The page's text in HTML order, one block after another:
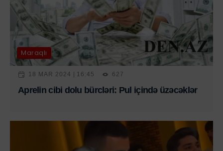
Maraqlı
18 MAR 2024 | 16:45 627
Aprelin cibi dolu bürcləri: Pul içində üzəcəklər